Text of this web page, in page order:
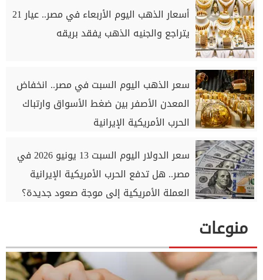
أسعار الذهب اليوم الأربعاء في مصر.. عيار 21
يتراجع والجنيه الذهب يفقد بريقه
سعر الذهب اليوم السبت في مصر.. انخفاض
المعدن الأصفر بين ضغط الأسواق وارتباك
الحرب الأمريكية الإيرانية
سعر الدولار اليوم السبت 13 يونيو 2026 في
مصر.. هل تدفع الحرب الأمريكية الإيرانية
العملة الأمريكية إلى موجة صعود جديدة؟
منوعات